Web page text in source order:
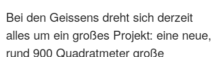
Bei den Geissens dreht sich derzeit
alles um ein großes Projekt: eine neue,
rund 900 Quadratmeter große